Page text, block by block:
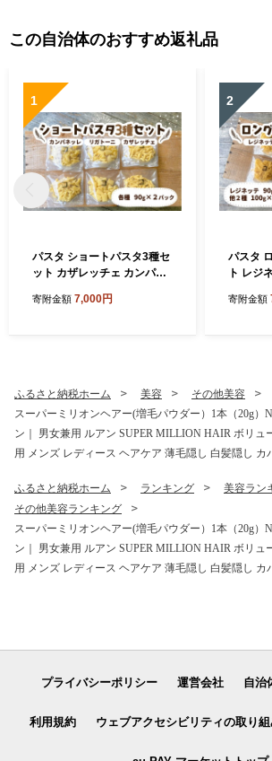
この自治体のおすすめ返礼品
1
パスタ ショートパスタ3種セ
ット カザレッチェ カンパネ
パスタ コナリエ 簡単 本格 シ
寄附金額 7,000円
2
パスタ
ト レジ
コナリ
寄附金額
ふるさと納税ホーム 美容
その他美容
スーパーミリオンヘアー(増毛パウダー）1本（20g）
ン｜ 男女兼用 ルアン SUPER MILLION HAIR ボリュ
用 メンズ レディース ヘアケア 薄毛隠し 白髪隠し カ
ふるさと納税ホーム ランキング
美容ラン
その他美容ランキング
スーパーミリオンヘアー(増毛パウダー）1本（20g）
ン｜ 男女兼用 ルアン SUPER MILLION HAIR ボリュ
用 メンズ レディース ヘアケア 薄毛隠し 白髪隠し カ
プライバシーポリシー 運営会社 自治
利用規約 ウェブアクセシビリティの取り